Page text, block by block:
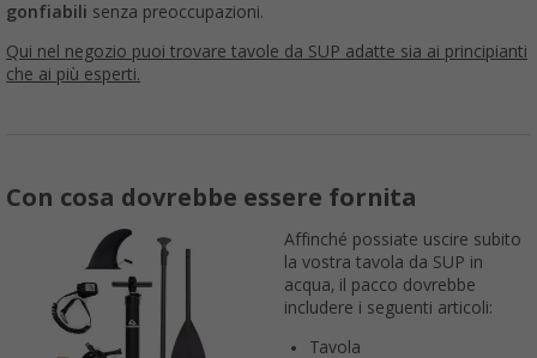
gonfiabili senza preoccupazioni.
Qui nel negozio puoi trovare tavole da SUP adatte sia ai principianti
che ai più esperti.
Con cosa dovrebbe essere fornita
Affinché possiate uscire subito
la vostra tavola da SUP in
acqua, il pacco dovrebbe
includere i seguenti articoli:
Tavola